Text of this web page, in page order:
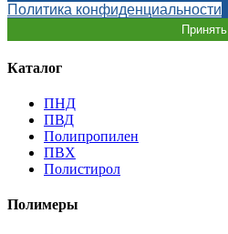
Политика конфиденциальности
Принять
Каталог
ПНД
ПВД
Полипропилен
ПВХ
Полистирол
Полимеры